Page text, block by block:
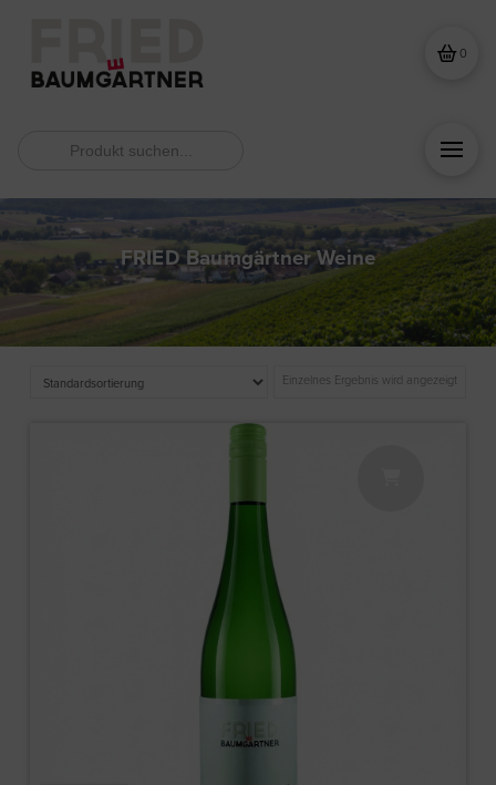
0
FRIED Baumgärtner Weine
Einzelnes Ergebnis wird angezeigt